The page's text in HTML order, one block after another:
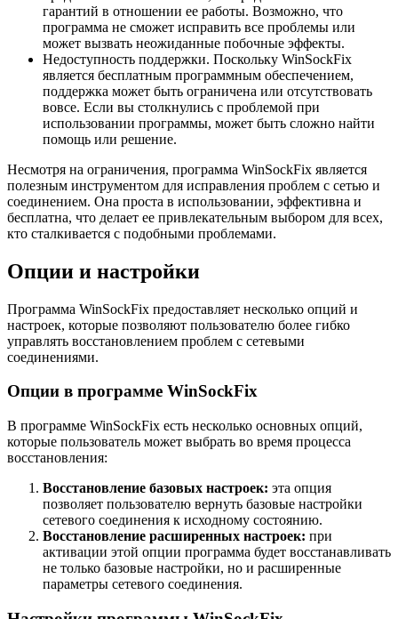
гарантий в отношении ее работы. Возможно, что
программа не сможет исправить все проблемы или
может вызвать неожиданные побочные эффекты.
Недоступность поддержки. Поскольку WinSockFix
является бесплатным программным обеспечением,
поддержка может быть ограничена или отсутствовать
вовсе. Если вы столкнулись с проблемой при
использовании программы, может быть сложно найти
помощь или решение.
Несмотря на ограничения, программа WinSockFix является
полезным инструментом для исправления проблем с сетью и
соединением. Она проста в использовании, эффективна и
бесплатна, что делает ее привлекательным выбором для всех,
кто сталкивается с подобными проблемами.
Опции и настройки
Программа WinSockFix предоставляет несколько опций и
настроек, которые позволяют пользователю более гибко
управлять восстановлением проблем с сетевыми
соединениями.
Опции в программе WinSockFix
В программе WinSockFix есть несколько основных опций,
которые пользователь может выбрать во время процесса
восстановления:
Восстановление базовых настроек: эта опция
позволяет пользователю вернуть базовые настройки
сетевого соединения к исходному состоянию.
Восстановление расширенных настроек: при
активации этой опции программа будет восстанавливать
не только базовые настройки, но и расширенные
параметры сетевого соединения.